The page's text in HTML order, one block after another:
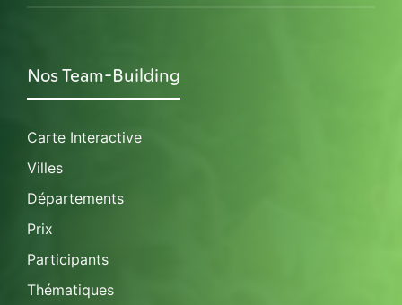
Nos Team-Building
Carte Interactive
Villes
Départements
Prix
Participants
Thématiques